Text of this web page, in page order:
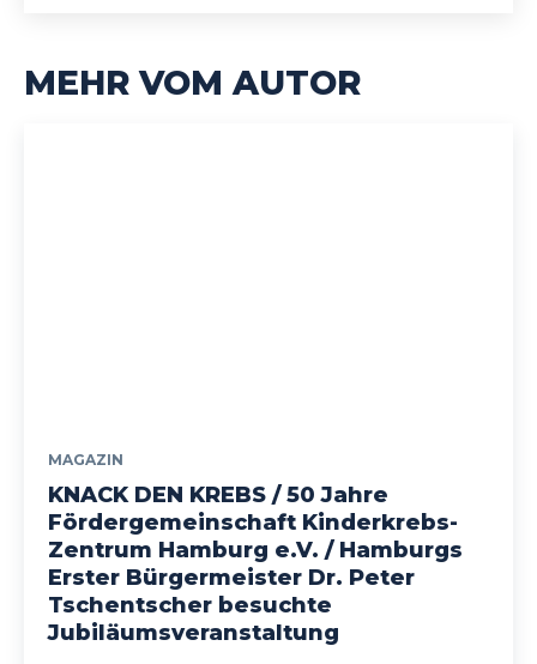
MEHR VOM AUTOR
MAGAZIN
KNACK DEN KREBS / 50 Jahre
Fördergemeinschaft Kinderkrebs-
Zentrum Hamburg e.V. / Hamburgs
Erster Bürgermeister Dr. Peter
Tschentscher besuchte
Jubiläumsveranstaltung